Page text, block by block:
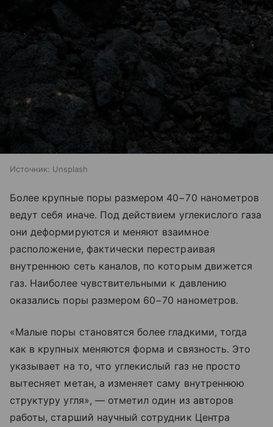
Источник: Unsplash
Более крупные поры размером 40−70 нанометров
ведут себя иначе. Под действием углекислого газа
они деформируются и меняют взаимное
расположение, фактически перестраивая
внутреннюю сеть каналов, по которым движется
газ. Наиболее чувствительными к давлению
оказались поры размером 60−70 нанометров.
«Малые поры становятся более гладкими, тогда
как в крупных меняются форма и связность. Это
указывает на то, что углекислый газ не просто
вытесняет метан, а изменяет саму внутреннюю
структуру угля», — отметил один из авторов
работы, старший научный сотрудник Центра